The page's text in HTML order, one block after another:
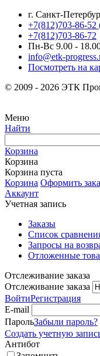
г. Санкт-
+7(812)703-86-52
+7(812)703-86-72
Пн-Вс 9.00 -
info@etk-
Посмотреть на
© 2009 - 2026 ЭТК
Меню
Найти
Корзина
Корзина
Корзина пуста
Корзина Оформить
Аккаунт
Учетная запись
Заказы
Список
Запросы на
Отложенные
Отслеживание заказа
Отслеживание заказа
ВойтиРегистрация
E-mail
ПарольЗабыли пароль?
Создать учетную
Антибот